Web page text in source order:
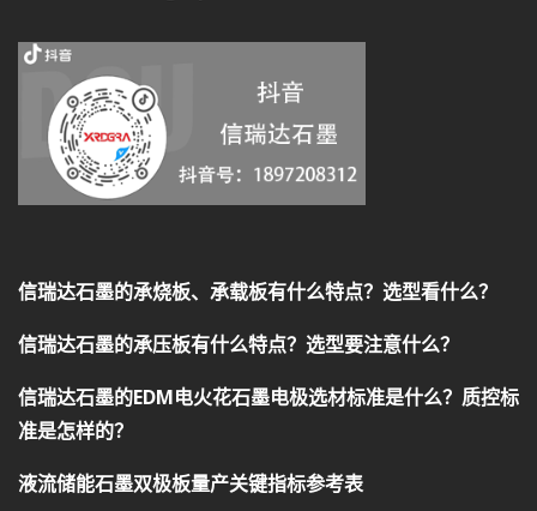
信瑞达石墨的承烧板、承载板有什么特点？选型看什么？
信瑞达石墨的承压板有什么特点？选型要注意什么？
信瑞达石墨的EDM电火花石墨电极选材标准是什么？质控标
准是怎样的？
液流储能石墨双极板量产关键指标参考表